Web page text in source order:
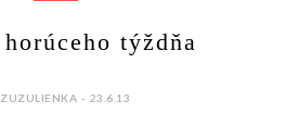
týždňa
- 23.6.13